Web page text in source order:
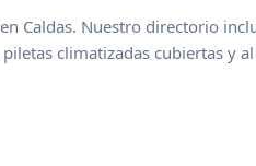
Caldas. Nuestro directorio
climatizadas cubiertas y
acuática. Compará